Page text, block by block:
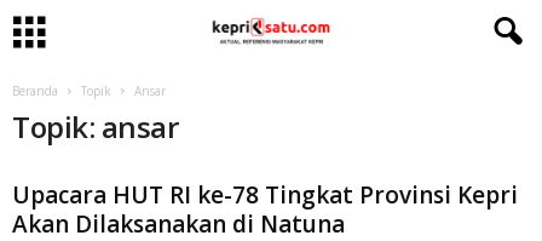
Beranda Topik Ansar
Topik: ansar
Upacara HUT RI ke-78 Tingkat Provinsi Kepri
Akan Dilaksanakan di Natuna